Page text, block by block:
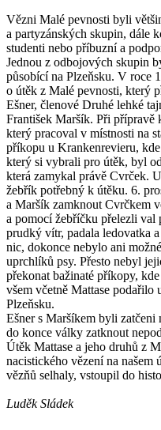
Vězni Malé pevnosti byli
a partyzánských skupin, dále
studenti nebo příbuzní a
Jednou z odbojových skupin
působící na Plzeňsku. V roce
o útěk z Malé pevnosti, který
Ešner, členové Druhé lehké
František Maršík. Při přípravě
který pracoval v místnosti na
příkopu u Krankenrevieru,
který si vybrali pro útěk, byl
která zamykal právě Cvrček.
žebřík potřebný k útěku. 6.
a Maršík zamknout Cvrčkem
a pomocí žebříčku přelezli val
prudký vítr, padala ledovatka
nic, dokonce nebylo ani
uprchlíků psy. Přesto nebyl
překonat bažinaté příkopy,
všem včetně Mattase
Plzeňsku.
Ešner s Maršíkem byli zatčeni
do konce války zatknout
Útěk Mattase a jeho druhů z
nacistického vězení na našem
vězňů selhaly, vstoupil do
Luděk Sládek